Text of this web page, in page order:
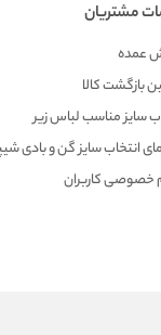
مشتریان
عمده
بازگشت کالا
سایز مناسب لباس زیر
انتخاب سایز گن و بادی
خصوصی کاربران